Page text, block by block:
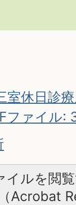
室休日診
ファイル:
イルを閲
Acrobat